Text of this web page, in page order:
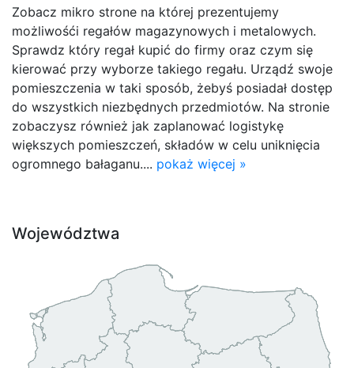
Zobacz mikro strone na której prezentujemy
możliwośći regałów magazynowych i metalowych.
Sprawdz który regał kupić do firmy oraz czym się
kierować przy wyborze takiego regału. Urządź swoje
pomieszczenia w taki sposób, żebyś posiadał dostęp
do wszystkich niezbędnych przedmiotów. Na stronie
zobaczysz również jak zaplanować logistykę
większych pomieszczeń, składów w celu uniknięcia
ogromnego bałaganu.... pokaż więcej »
Województwa